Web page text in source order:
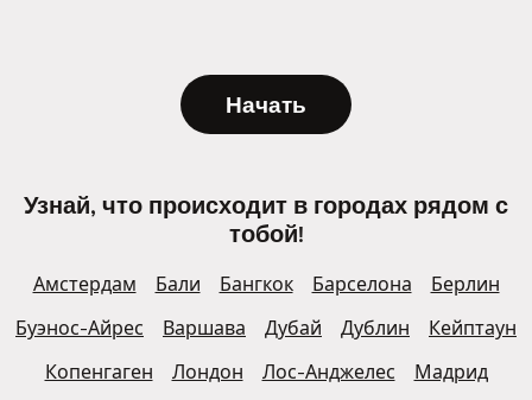
Начать
Узнай, что происходит в городах рядом с
тобой!
Амстердам Бали Бангкок Барселона
Берлин
Буэнос-Айрес
Варшава Дубай Дублин
Кейптаун
Копенгаген
Лондон Лос-Анджелес
Мадрид